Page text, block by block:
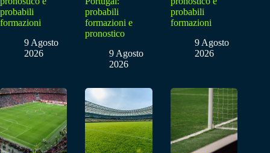
probabili
formazioni
9 Agosto
2026
probabili
formazioni e
pronostico
9 Agosto
2026
probabili
formazioni
9 Agosto
2026